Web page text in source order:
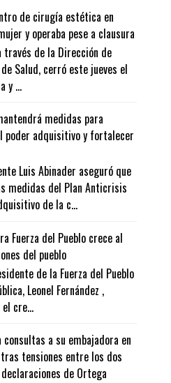
de cirugía estética en
y operaba pese a clausura
través de la Dirección de
Salud, cerró este jueves el
y ...
medidas para
poder adquisitivo y fortalecer
Luis Abinader aseguró que
medidas del Plan Anticrisis
de la c...
Fuerza del Pueblo crece al
del pueblo
de la Fuerza del Pueblo
Leonel Fernández ,
cre...
consultas a su embajadora en
tensiones entre los dos
de Ortega